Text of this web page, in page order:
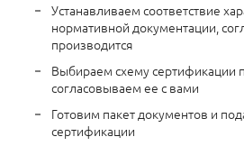
Устанавливаем соответствие
нормативной документации,
производится
Выбираем схему сертификации
согласовываем ее с вами
Готовим пакет документов и
сертификации